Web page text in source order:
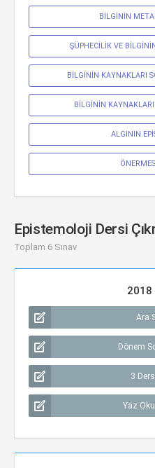
BİLGİNİN
ŞÜPHECİLİK VE
BİLGİNİN KAYNAKLARI
BİLGİNİN
ALGININ
Epistemoloji Dersi
Toplam 6 Sınav
2018
Ara
Dönem
3
Yaz